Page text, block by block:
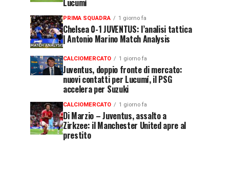
Lucumí
PRIMA SQUADRA 1 giorno fa
Chelsea 0-1 JUVENTUS: l’analisi tattica
| Antonio Marino Match Analysis
CALCIOMERCATO 1 giorno fa
Juventus, doppio fronte di mercato:
nuovi contatti per Lucumí, il PSG
accelera per Suzuki
CALCIOMERCATO 1 giorno fa
Di Marzio – Juventus, assalto a
Zirkzee: il Manchester United apre al
prestito